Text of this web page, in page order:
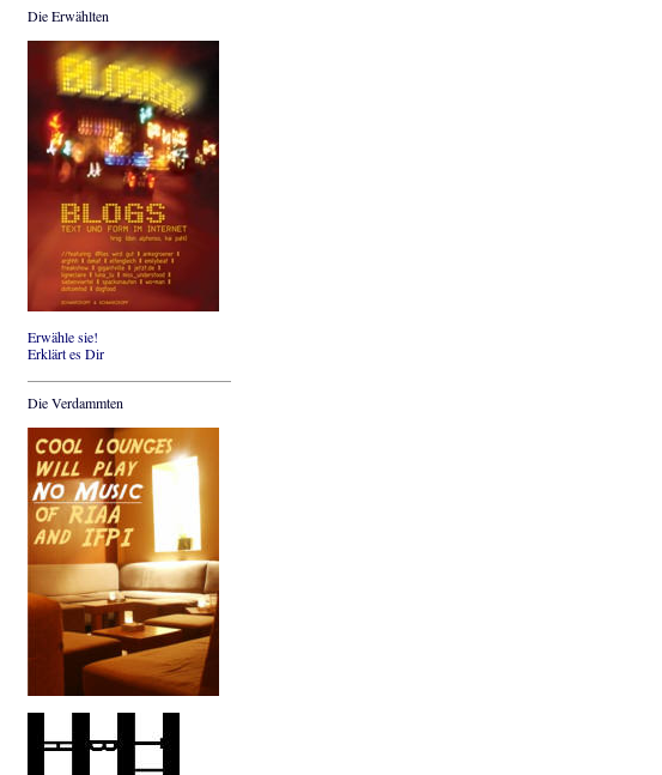
Die Erwählten
Erwähle sie!
Erklärt es Dir
Die Verdammten